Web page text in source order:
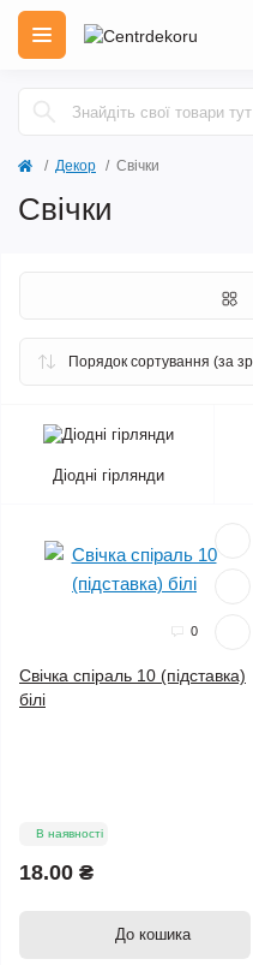
Декор Свічки
Свічки
Діодні гірлянди
0
Свічка спіраль 10 (підставка)
білі
В наявності
18.00 ₴
До кошика